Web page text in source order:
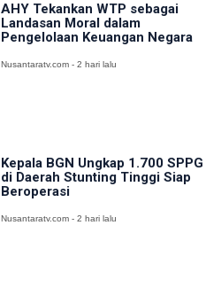
AHY Tekankan WTP sebagai
Landasan Moral dalam
Pengelolaan Keuangan Negara
Nusantaratv.com - 2 hari lalu
Kepala BGN Ungkap 1.700 SPPG
di Daerah Stunting Tinggi Siap
Beroperasi
Nusantaratv.com - 2 hari lalu